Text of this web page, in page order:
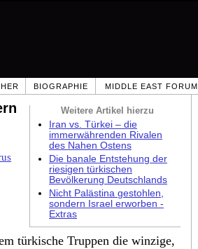
BIOGRAPHIE MIDDLE EAST FORUM
Weitere Artikel hierzu
Iran vs. Türkei – die
immerwährenden Rivalen
des Nahen Ostens
Die banale Entstehung der
riesigen türkischen
Bevölkerung Deutschlands
Nicht Palästina gestohlen,
sondern Israel erworben -
Extras
türkische Truppen die winzige,